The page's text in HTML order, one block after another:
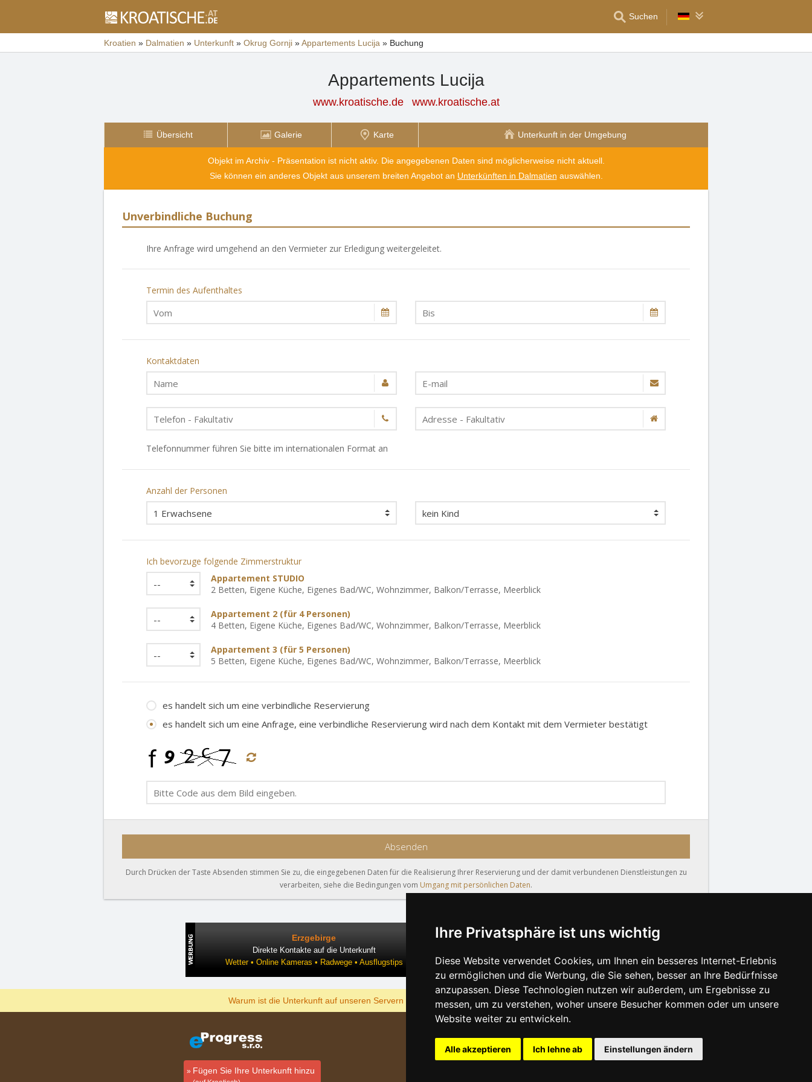
Ihre Privatsphäre ist uns wichtig
Diese Website verwendet Cookies, um Ihnen ein besseres Internet-Erlebnis
zu ermöglichen und die Werbung, die Sie sehen, besser an Ihre Bedürfnisse
anzupassen. Diese Technologien nutzen wir außerdem, um Ergebnisse zu
messen, um zu verstehen, woher unsere Besucher kommen oder um unsere
Website weiter zu entwickeln.
Alle akzeptieren Ich lehne ab Einstellungen ändern
Suchen
Kroatien » Dalmatien » Unterkunft » Okrug Gornji »Appartements Lucija » Buchung
Appartements Lucija
www.kroatische.de www.kroatische.at
Übersicht Galerie Karte Unterkunft in der Umgebung
Objekt im Archiv - Präsentation ist nicht aktiv. Die angegebenen Daten sind möglicherweise nicht aktuell.
Sie können ein anderes Objekt aus unserem breiten Angebot an Unterkünften in Dalmatien auswählen.
Unverbindliche Buchung
Ihre Anfrage wird umgehend an den Vermieter zur Erledigung weitergeleitet.
Termin des Aufenthaltes
Kontaktdaten
Telefonnummer führen Sie bitte im internationalen Format an
Anzahl der Personen
Ich bevorzuge folgende Zimmerstruktur
Appartement STUDIO
2 Betten, Eigene Küche, Eigenes Bad/WC, Wohnzimmer, Balkon/Terrasse, Meerblick
Appartement 2 (für 4 Personen)
4 Betten, Eigene Küche, Eigenes Bad/WC, Wohnzimmer, Balkon/Terrasse, Meerblick
Appartement 3 (für 5 Personen)
5 Betten, Eigene Küche, Eigenes Bad/WC, Wohnzimmer, Balkon/Terrasse, Meerblick
es handelt sich um eine verbindliche Reservierung
es handelt sich um eine Anfrage, eine verbindliche Reservierung wird nach dem Kontakt mit dem Vermieter bestätigt
Absenden
Durch Drücken der Taste Absenden stimmen Sie zu, die eingegebenen Daten für die Realisierung Ihrer Reservierung und der damit verbundenen Dienstleistungen zu
verarbeiten, siehe die Bedingungen vom Umgang mit persönlichen Daten.
Erzgebirge
Direkte Kontakte auf die Unterkunft
Wetter • Online Kameras • Radwege • Ausflugstips
Warum ist die Unterkunft auf unseren Servern am billigsten? ANZEIGEN SCHLIESSEN
Fügen Sie Ihre Unterkunft hinzu
Lastminute Dalmatien